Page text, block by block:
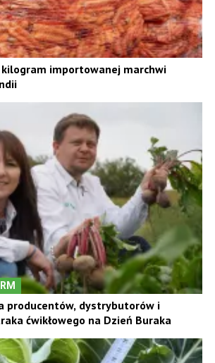
importowanej marchwi
producentów, dystrybutorów i
ćwikłowego na Dzień Buraka